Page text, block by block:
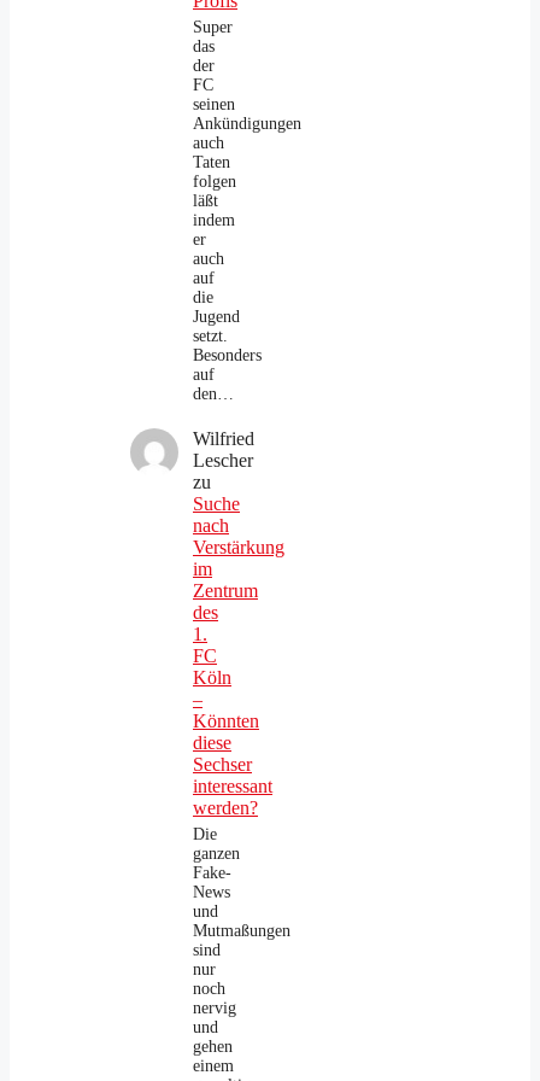
Super
das
der
FC
seinen
Ankündigungen
auch
Taten
folgen
läßt
indem
er
auch
auf
die
Jugend
setzt.
Besonders
auf
den…
Wilfried
Lescher
zu
Suche
nach
Verstärkung
im
Zentrum
des
1.
FC
Köln
–
Könnten
diese
Sechser
interessant
werden?
Die
ganzen
Fake-
News
und
Mutmaßungen
sind
nur
noch
nervig
und
gehen
einem